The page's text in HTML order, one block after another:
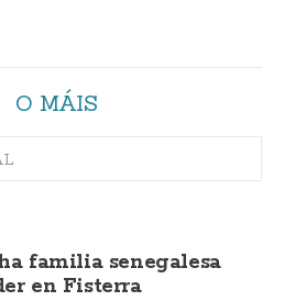
O MÁIS
familia senegalesa
en Fisterra